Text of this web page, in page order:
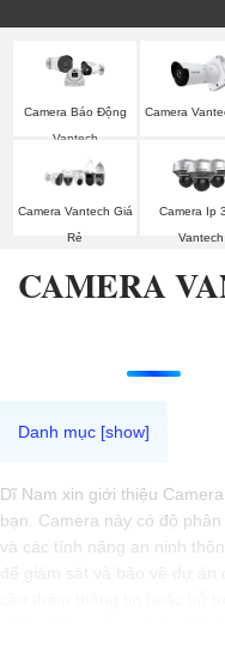
Camera Báo Động
Vantech
Camera
Camera Vantech Giá
Rẻ
Camera Ip
Vantech
CAMERA
Dĩ Nam xin giới thiệu
bạn. Camera này có độ
và các tính năng an ninh